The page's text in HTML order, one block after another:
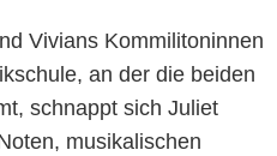
Vivians Kommilitoninnen
an der die beiden
schnappt sich Juliet
musikalischen